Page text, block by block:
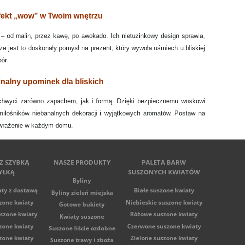
„wow” w Twoim wnętrzu
– od malin, przez kawę, po awokado. Ich nietuzinkowy design sprawia,
jest to doskonały pomysł na prezent, który wywoła uśmiech u bliskiej
upominek dla bliskich
zarówno zapachem, jak i formą. Dzięki bezpiecznemu woskowi
niebanalnych dekoracji i wyjątkowych aromatów. Postaw na
w każdym domu.
SZYBKĄ
z dostawą
kwiaty
kwiaty
kwiaty
kwiaty
NASZE PRODUKTY
Byliny
Byliny zieleń miejska
Gotowe bukiety
Kwiaty suszone
Suszone liście ozdobne
Suszone trawy i zboża
PALETA BARW
SUSZONYCH KWIATÓW
Białe suszone kwiaty
Niebieskie suszone kwiaty
Różowe suszone kwiaty
Czerwone suszone kwiaty
Zielone suszone kwiaty